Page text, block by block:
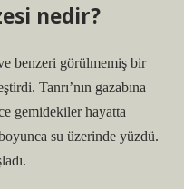
nedir?
benzeri görülmemiş bir
Tanrı’nın gazabına
gemidekiler hayatta
su üzerinde yüzdü.